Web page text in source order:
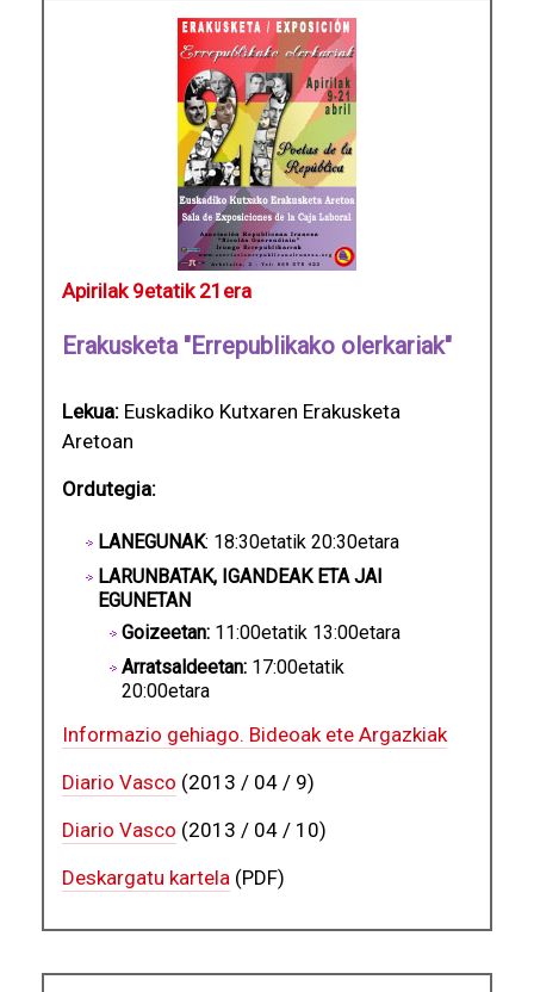
Apirilak 9etatik 21era
Erakusketa "Errepublikako olerkariak"
Lekua: Euskadiko Kutxaren Erakusketa
Aretoan
Ordutegia:
LANEGUNAK: 18:30etatik 20:30etara
LARUNBATAK, IGANDEAK ETA JAI
EGUNETAN
Goizeetan: 11:00etatik 13:00etara
Arratsaldeetan: 17:00etatik
20:00etara
Informazio gehiago. Bideoak ete Argazkiak
Diario Vasco (2013 / 04 / 9)
Diario Vasco (2013 / 04 / 10)
Deskargatu kartela (PDF)